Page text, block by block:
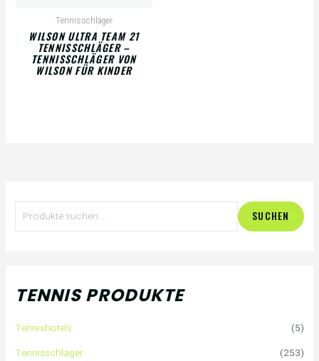
Tennisschläger
WILSON ULTRA TEAM 21
TENNISSCHLÄGER –
TENNISSCHLÄGER VON
WILSON FÜR KINDER
SUCHEN
TENNIS PRODUKTE
Tennishotels
(5)
Tennisschläger
(253)
ia